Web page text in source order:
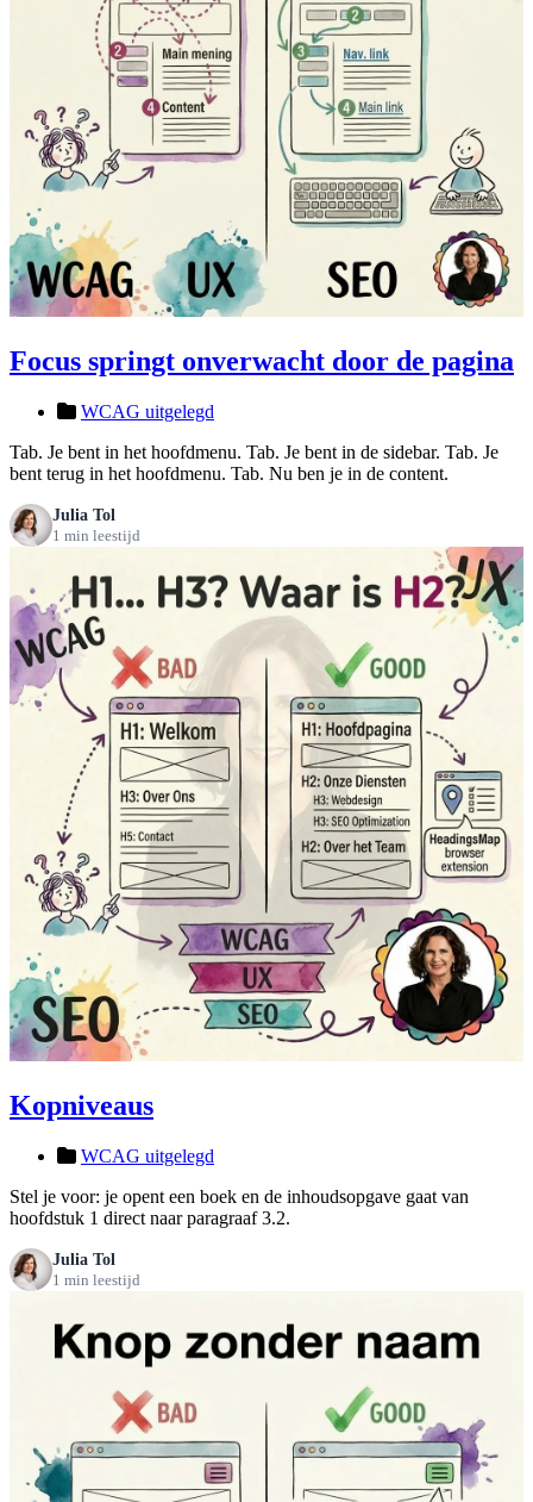
Focus springt onverwacht door de pagina
WCAG uitgelegd
Tab. Je bent in het hoofdmenu. Tab. Je bent in de sidebar. Tab. Je
bent terug in het hoofdmenu. Tab. Nu ben je in de content.
Julia Tol
1 min leestijd
Kopniveaus
WCAG uitgelegd
Stel je voor: je opent een boek en de inhoudsopgave gaat van
hoofdstuk 1 direct naar paragraaf 3.2.
Julia Tol
1 min leestijd